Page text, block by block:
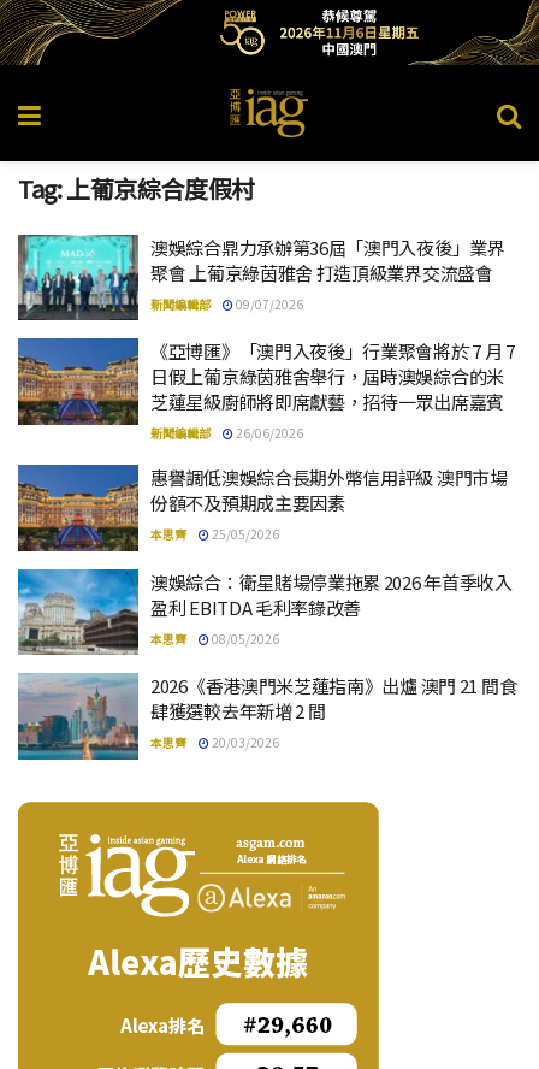
Tag:上葡京綜合度假村
澳娛綜合鼎力承辦第36屆「澳門入夜後」業界
聚會 上葡京綠茵雅舍 打造頂級業界交流盛會
新聞編輯部 09/07/2026
《亞博匯》「澳門入夜後」行業聚會將於 7 月 7
日假上葡京綠茵雅舍舉行，屆時澳娛綜合的米
芝蓮星級廚師將即席獻藝，招待一眾出席嘉賓
新聞編輯部 26/06/2026
惠譽調低澳娛綜合長期外幣信用評級 澳門市場
份額不及預期成主要因素
本思齊 25/05/2026
澳娛綜合：衛星賭場停業拖累 2026 年首季收入
盈利 EBITDA 毛利率錄改善
本思齊 08/05/2026
2026《香港澳門米芝蓮指南》出爐 澳門 21 間食
肆獲選較去年新增 2 間
本思齊 20/03/2026